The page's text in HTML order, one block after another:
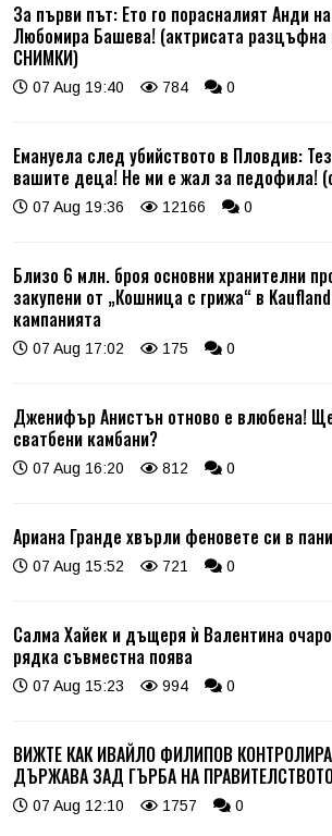
За първи път: Ето го порасналият Анди
Любомира Башева! (актрисата разцъфна
СНИМКИ)
07 Aug 19:40 784 0
Емануела след убийството в Пловдив:
вашите деца! Не ми е жал за педофила!
07 Aug 19:36 12166 0
Близо 6 млн. броя основни хранителни
закупени от „Кошница с грижа“ в
кампанията
07 Aug 17:02 175 0
Дженифър Анистън отново е влюбена!
сватбени камбани?
07 Aug 16:20 812 0
Ариана Гранде хвърли феновете си в
07 Aug 15:52 721 0
Салма Хайек и дъщеря ѝ Валентина
рядка съвместна поява
07 Aug 15:23 994 0
ВИЖТЕ КАК ИВАЙЛО ФИЛИПОВ
ДЪРЖАВА ЗАД ГЪРБА НА
07 Aug 12:10 1757 0